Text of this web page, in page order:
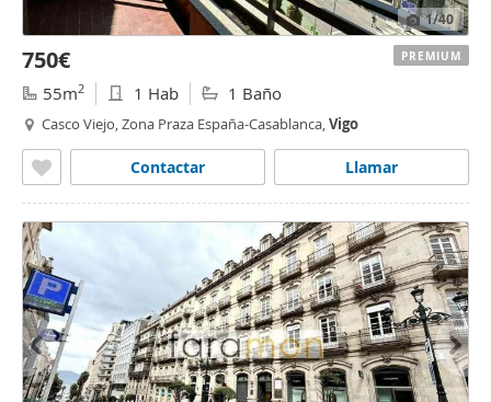
1/40
750€
55m2 1 Hab 1 Baño
Casco Viejo, Zona Praza España-Casablanca,Vigo
Llamar
Contactar
PREMIUM